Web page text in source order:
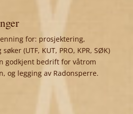
for: prosjektering,
(UTF, KUT, PRO, KPR, SØK)
godkjent bedrift for våtrom
og legging av Radonsperre.